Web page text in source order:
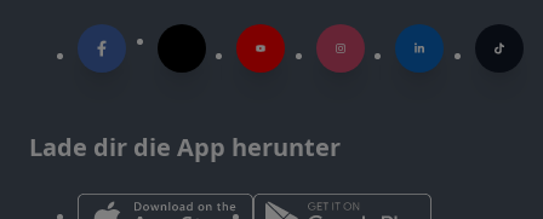
Lade dir die App herunter